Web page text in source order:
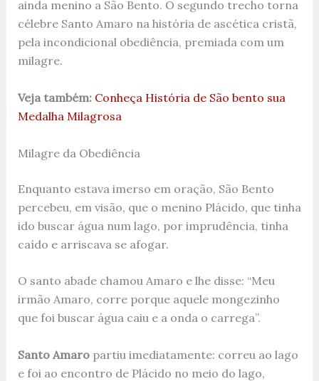
ainda menino a São Bento. O segundo trecho torna
célebre Santo Amaro na história de ascética cristã,
pela incondicional obediência, premiada com um
milagre.
Veja também: Conheça História de São bento sua
Medalha Milagrosa
Milagre da Obediência
Enquanto estava imerso em oração, São Bento
percebeu, em visão, que o menino Plácido, que tinha
ido buscar água num lago, por imprudência, tinha
caído e arriscava se afogar.
O santo abade chamou Amaro e lhe disse: “Meu
irmão Amaro, corre porque aquele mongezinho
que foi buscar água caiu e a onda o carrega”.
Santo Amaropartiu imediatamente: correu ao lago
e foi ao encontro de Plácido no meio do lago,